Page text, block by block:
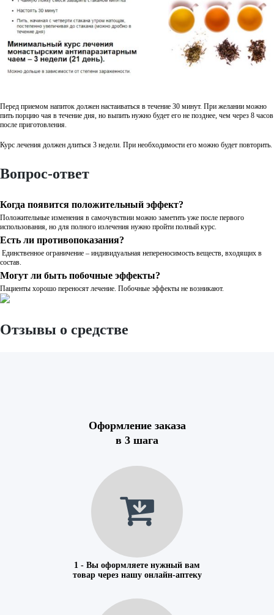
Перед приемом напиток должен настаиваться в течение 30 минут. При желании можно
пить порцию чая в течение дня, но выпить нужно будет его не позднее, чем через 8 часов
после приготовления.
Курс лечения должен длиться 3 недели. При необходимости его можно будет повторить.
Вопрос-ответ
Когда появится положительный эффект?
Положительные изменения в самочувствии можно заметить уже после первого
использования, но для полного излечения нужно пройти полный курс.
Есть ли противопоказания?
Единственное ограничение – индивидуальная непереносимость веществ, входящих в
состав.
Могут ли быть побочные эффекты?
Пациенты хорошо переносят лечение. Побочные эффекты не возникают.
Отзывы о средстве
Оформление заказа
в 3 шага
1 - Вы оформляете нужный вам
товар через нашу онлайн-аптеку